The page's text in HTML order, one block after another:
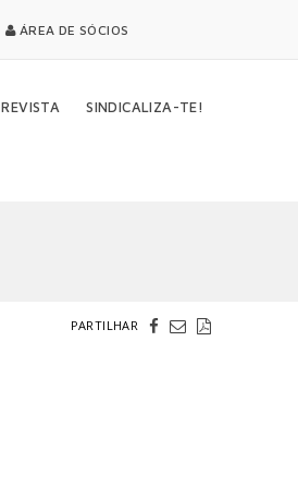
ÁREA DE SÓCIOS
REVISTA SINDICALIZA-TE!
PARTILHAR